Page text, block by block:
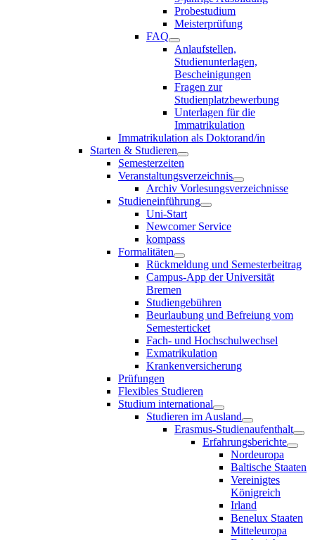
Probestudium
Meisterprüfung
FAQ
Anlaufstellen,
Studienunterlagen,
Bescheinigungen
Fragen zur
Studienplatzbewerbung
Unterlagen für die
Immatrikulation
Immatrikulation als Doktorand/in
Starten & Studieren
Semesterzeiten
Veranstaltungsverzeichnis
Archiv Vorlesungsverzeichnisse
Studieneinführung
Uni-Start
Newcomer Service
kompass
Formalitäten
Rückmeldung und Semesterbeitrag
Campus-App der Universität
Bremen
Studiengebühren
Beurlaubung und Befreiung vom
Semesterticket
Fach- und Hochschulwechsel
Exmatrikulation
Krankenversicherung
Prüfungen
Flexibles Studieren
Studium international
Studieren im Ausland
Erasmus-Studienaufenthalt
Erfahrungsberichte
Nordeuropa
Baltische Staaten
Vereinigtes
Königreich
Irland
Benelux Staaten
Mitteleuropa